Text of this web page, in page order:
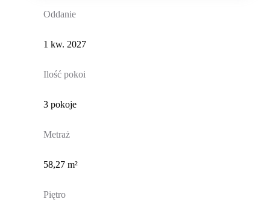
Oddanie
1 kw. 2027
Ilość pokoi
3 pokoje
Metraż
58,27 m²
Piętro